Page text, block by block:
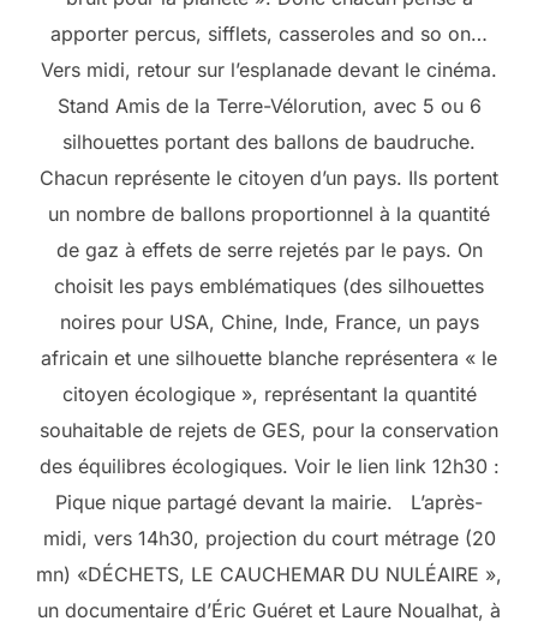
apporter percus, sifflets, casseroles and so on…
Vers midi, retour sur l’esplanade devant le cinéma.
Stand Amis de la Terre-Vélorution, avec 5 ou 6
silhouettes portant des ballons de baudruche.
Chacun représente le citoyen d’un pays. Ils portent
un nombre de ballons proportionnel à la quantité
de gaz à effets de serre rejetés par le pays. On
choisit les pays emblématiques (des silhouettes
noires pour USA, Chine, Inde, France, un pays
africain et une silhouette blanche représentera « le
citoyen écologique », représentant la quantité
souhaitable de rejets de GES, pour la conservation
des équilibres écologiques. Voir le lien link 12h30 :
Pique nique partagé devant la mairie. L’après-
midi, vers 14h30, projection du court métrage (20
mn) «DÉCHETS, LE CAUCHEMAR DU NULÉAIRE »,
un documentaire d’Éric Guéret et Laure Noualhat, à